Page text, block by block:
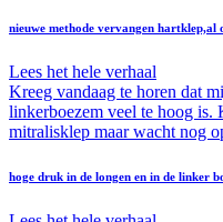
nieuwe methode vervangen hartklep,al
Lees het hele verhaal
Kreeg vandaag te horen dat
linkerboezem veel te hoog
mitralisklep maar wacht nog
hoge druk in de longen en in de linker